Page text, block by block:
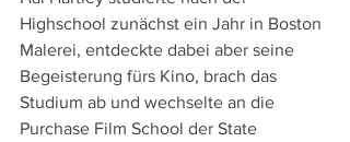
Highschool zunächst ein Jahr in Boston
Malerei, entdeckte dabei aber seine
Begeisterung fürs Kino, brach das
Studium ab und wechselte an die
Purchase Film School der State